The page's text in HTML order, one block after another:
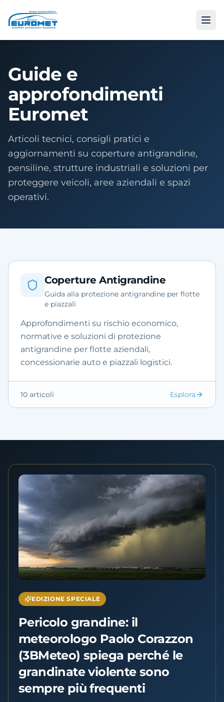
Guide e
approfondimenti
Euromet
Articoli tecnici, consigli pratici e
aggiornamenti su coperture antigrandine,
pensiline, strutture industriali e soluzioni per
proteggere veicoli, aree aziendali e spazi
operativi.
Coperture Antigrandine
Guida alla protezione antigrandine per flotte
e piazzali
Approfondimenti su rischio economico,
normative e soluzioni di protezione
antigrandine per flotte aziendali,
concessionarie auto e piazzali logistici.
10 articoli Esplora
EDIZIONE SPECIALE
Pericolo grandine: il
meteorologo Paolo Corazzon
(3BMeteo) spiega perché le
grandinate violente sono
sempre più frequenti